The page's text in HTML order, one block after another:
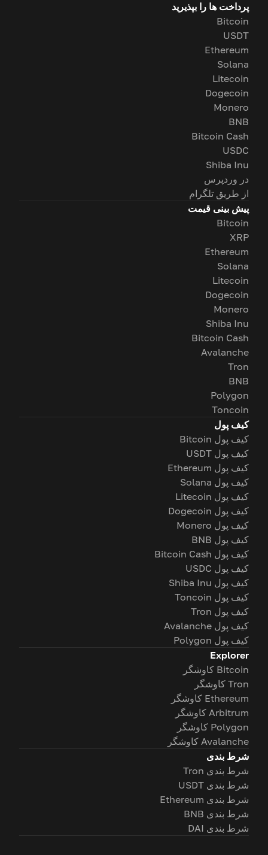
پرداخت ها را بپذیرید
Bitcoin
USDT
Ethereum
Solana
Litecoin
Dogecoin
Monero
BNB
Bitcoin Cash
USDC
Shiba Inu
در وردپرس
از طریق تلگرام
پیش بینی قیمت
Bitcoin
XRP
Ethereum
Solana
Litecoin
Dogecoin
Monero
Shiba Inu
Bitcoin Cash
Avalanche
Tron
BNB
Polygon
Toncoin
کیف پول
کیف پول Bitcoin
کیف پول USDT
کیف پول Ethereum
کیف پول Solana
کیف پول Litecoin
کیف پول Dogecoin
کیف پول Monero
کیف پول BNB
کیف پول Bitcoin Cash
کیف پول USDC
کیف پول Shiba Inu
کیف پول Toncoin
کیف پول Tron
کیف پول Avalanche
کیف پول Polygon
Explorer
Bitcoin کاوشگر
Tron کاوشگر
Ethereum کاوشگر
Arbitrum کاوشگر
Polygon کاوشگر
Avalanche کاوشگر
شرط بندی
شرط بندی Tron
شرط بندی USDT
شرط بندی Ethereum
شرط بندی BNB
شرط بندی DAI